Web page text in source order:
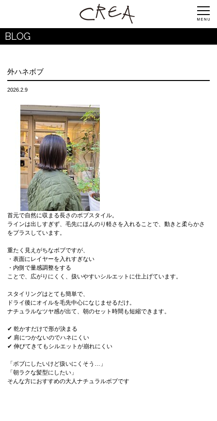
BLOG
外ハネボブ
2026.2.9
首元で自然に収まる長さのボブスタイル。
ラインは出しすぎず、毛先にほんのり軽さを入れることで、動きと柔らかさ
をプラスしています。
重たく見えがちなボブですが、
・表面にレイヤーを入れすぎない
・内側で量感調整をする
ことで、広がりにくく、扱いやすいシルエットに仕上げています。
スタイリングはとても簡単で、
ドライ後にオイルを毛先中心になじませるだけ。
ナチュラルなツヤ感が出て、朝のセット時間も短縮できます。
✔ 乾かすだけで形が決まる
✔ 肩につかないのでハネにくい
✔ 伸びてきてもシルエットが崩れにくい
「ボブにしたいけど扱いにくそう…」
「朝ラクな髪型にしたい」
そんな方におすすめの大人ナチュラルボブです